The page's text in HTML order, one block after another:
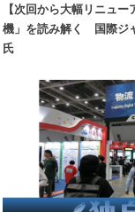
【次回から大幅リニュ
機」を読み解く 国際ジ
氏